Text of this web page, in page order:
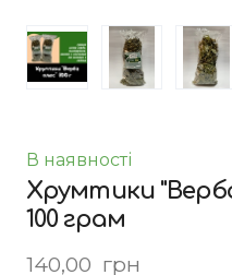
В наявності
Хрумтики
100 грам
140,00  грн